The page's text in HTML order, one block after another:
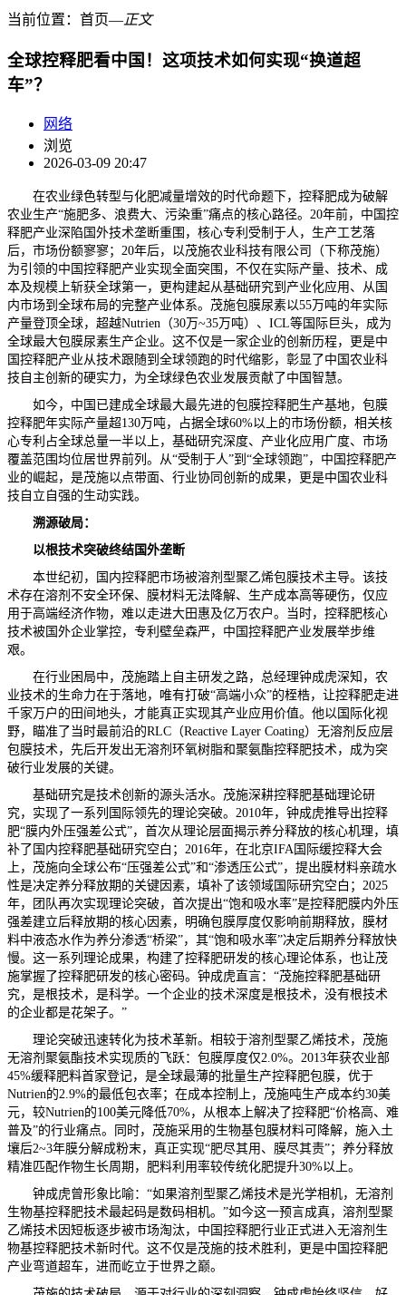
当前位置： 首页―正文
全球控释肥看中国！这项技术如何实现“换道超
车”？
网络
浏览
2026-03-09 20:47
在农业绿色转型与化肥减量增效的时代命题下，控释肥成为破解
农业生产“施肥多、浪费大、污染重”痛点的核心路径。20年前，中国控
释肥产业深陷国外技术垄断重围，核心专利受制于人，生产工艺落
后，市场份额寥寥；20年后，以茂施农业科技有限公司（下称茂施）
为引领的中国控释肥产业实现全面突围，不仅在实际产量、技术、成
本及规模上斩获全球第一，更构建起从基础研究到产业化应用、从国
内市场到全球布局的完整产业体系。茂施包膜尿素以55万吨的年实际
产量登顶全球，超越Nutrien（30万~35万吨）、ICL等国际巨头，成为
全球最大包膜尿素生产企业。这不仅是一家企业的创新历程，更是中
国控释肥产业从技术跟随到全球领跑的时代缩影，彰显了中国农业科
技自主创新的硬实力，为全球绿色农业发展贡献了中国智慧。
如今，中国已建成全球最大最先进的包膜控释肥生产基地，包膜
控释肥年实际产量超130万吨，占据全球60%以上的市场份额，相关核
心专利占全球总量一半以上，基础研究深度、产业化应用广度、市场
覆盖范围均位居世界前列。从“受制于人”到“全球领跑”，中国控释肥产
业的崛起，是茂施以点带面、行业协同创新的成果，更是中国农业科
技自立自强的生动实践。
溯源破局：
以根技术突破终结国外垄断
本世纪初，国内控释肥市场被溶剂型聚乙烯包膜技术主导。该技
术存在溶剂不安全环保、膜材料无法降解、生产成本高等硬伤，仅应
用于高端经济作物，难以走进大田惠及亿万农户。当时，控释肥核心
技术被国外企业掌控，专利壁垒森严，中国控释肥产业发展举步维
艰。
在行业困局中，茂施踏上自主研发之路，总经理钟成虎深知，农
业技术的生命力在于落地，唯有打破“高端小众”的桎梏，让控释肥走进
千家万户的田间地头，才能真正实现其产业应用价值。他以国际化视
野，瞄准了当时最前沿的RLC（Reactive Layer Coating）无溶剂反应层
包膜技术，先后开发出无溶剂环氧树脂和聚氨酯控释肥技术，成为突
破行业发展的关键。
基础研究是技术创新的源头活水。茂施深耕控释肥基础理论研
究，实现了一系列国际领先的理论突破。2010年，钟成虎推导出控释
肥“膜内外压强差公式”，首次从理论层面揭示养分释放的核心机理，填
补了国内控释肥基础研究空白；2016年，在北京IFA国际缓控释大会
上，茂施向全球公布“压强差公式”和“渗透压公式”，提出膜材料亲疏水
性是决定养分释放期的关键因素，填补了该领域国际研究空白；2025
年，团队再次实现理论突破，首次提出“饱和吸水率”是控释肥膜内外压
强差建立后释放期的核心因素，明确包膜厚度仅影响前期释放，膜材
料中液态水作为养分渗透“桥梁”，其“饱和吸水率”决定后期养分释放快
慢。这一系列理论成果，构建了控释肥研发的核心理论体系，也让茂
施掌握了控释肥研发的核心密码。钟成虎直言：“茂施控释肥基础研
究，是根技术，是科学。一个企业的技术深度是根技术，没有根技术
的企业都是花架子。”
理论突破迅速转化为技术革新。相较于溶剂型聚乙烯技术，茂施
无溶剂聚氨酯技术实现质的飞跃：包膜厚度仅2.0%。2013年获农业部
45%缓释肥料首家登记，是全球最薄的批量生产控释肥包膜，优于
Nutrien的2.9%的最低包衣率；在成本控制上，茂施吨生产成本约30美
元，较Nutrien的100美元降低70%，从根本上解决了控释肥“价格高、难
普及”的行业痛点。同时，茂施采用的生物基包膜材料可降解，施入土
壤后2~3年膜分解成粉末，真正实现“肥尽其用、膜尽其责”；养分释放
精准匹配作物生长周期，肥料利用率较传统化肥提升30%以上。
钟成虎曾形象比喻：“如果溶剂型聚乙烯技术是光学相机，无溶剂
生物基控释肥技术最起码是数码相机。”如今这一预言成真，溶剂型聚
乙烯技术因短板逐步被市场淘汰，中国控释肥行业正式进入无溶剂生
物基控释肥技术新时代。这不仅是茂施的技术胜利，更是中国控释肥
产业弯道超车，进而屹立于世界之巅。